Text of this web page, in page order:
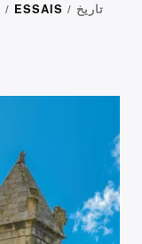
/ ESSAIS / تاريخ